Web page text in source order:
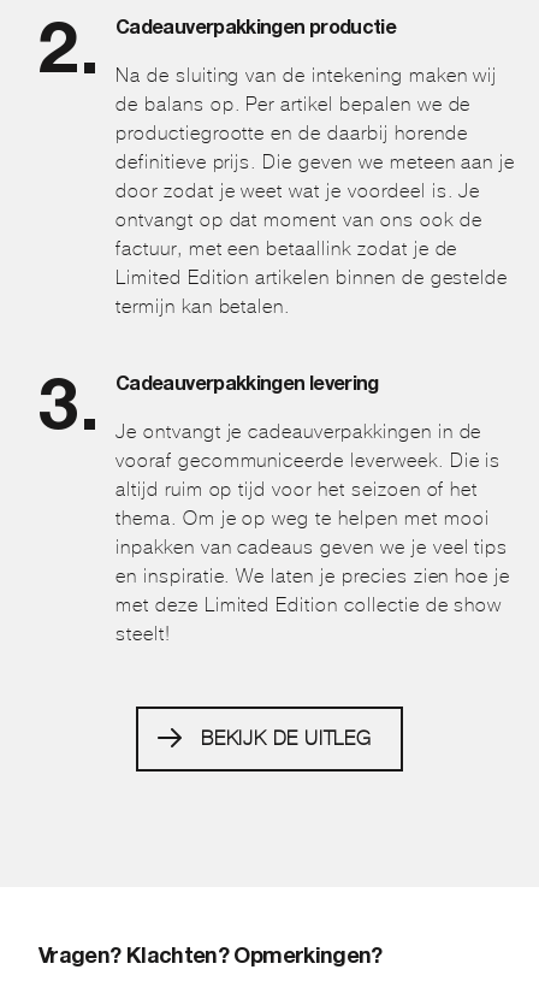
Cadeauverpakkingen productie
Na de sluiting van de intekening maken wij
de balans op. Per artikel bepalen we de
productiegrootte en de daarbij horende
definitieve prijs. Die geven we meteen aan je
door zodat je weet wat je voordeel is. Je
ontvangt op dat moment van ons ook de
factuur, met een betaallink zodat je de
Limited Edition artikelen binnen de gestelde
termijn kan betalen.
Cadeauverpakkingen levering
Je ontvangt je cadeauverpakkingen in de
vooraf gecommuniceerde leverweek. Die is
altijd ruim op tijd voor het seizoen of het
thema. Om je op weg te helpen met mooi
inpakken van cadeaus geven we je veel tips
en inspiratie. We laten je precies zien hoe je
met deze Limited Edition collectie de show
steelt!
BEKIJK DE UITLEG
Vragen? Klachten? Opmerkingen?